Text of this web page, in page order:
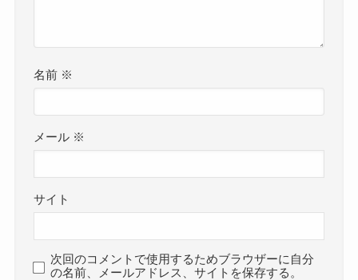
名前 ※
メール ※
サイト
次回のコメントで使用するためブラウザーに自分
の名前、メールアドレス、サイトを保存する。